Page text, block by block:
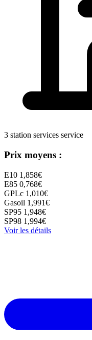
3 station services service
Prix moyens :
E10 1,858€
E85 0,768€
GPLc 1,010€
Gasoil 1,991€
SP95 1,948€
SP98 1,994€
Voir les détails